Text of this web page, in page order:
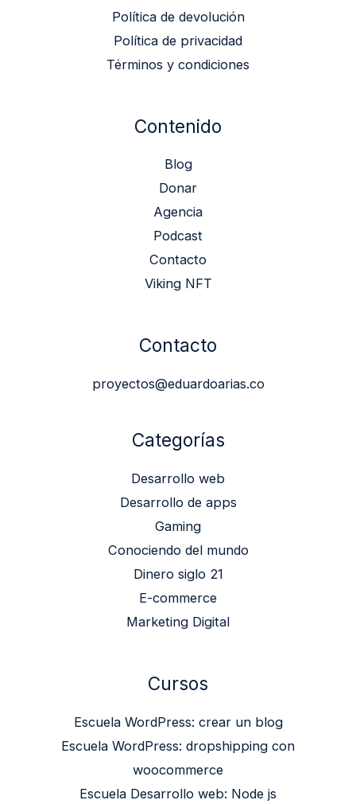
Política de devolución
Política de privacidad
Términos y condiciones
Contenido
Blog
Donar
Agencia
Podcast
Contacto
Viking NFT
Contacto
proyectos@eduardoarias.co
Categorías
Desarrollo web
Desarrollo de apps
Gaming
Conociendo del mundo
Dinero siglo 21
E-commerce
Marketing Digital
Cursos
Escuela WordPress: crear un blog
Escuela WordPress: dropshipping con
woocommerce
Escuela Desarrollo web: Node js